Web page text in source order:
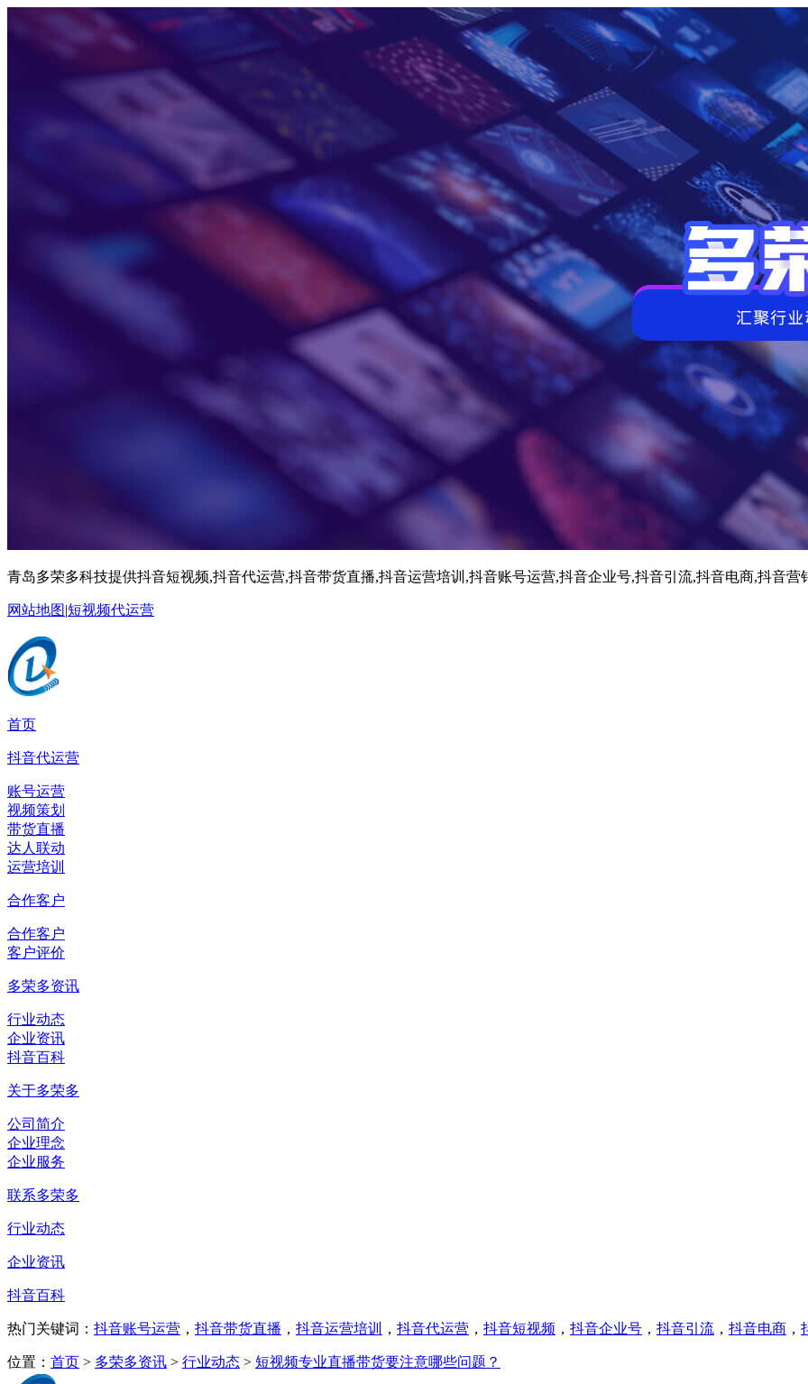
青岛多荣多科技提供抖音短视频,抖音代运营,抖音带货直播,抖音运营培训,抖音账号运营,抖音企业号,抖音引流,抖音电商,抖音营
网站地图|短视频代运营
首页
抖音代运营
账号运营
视频策划
带货直播
达人联动
运营培训
合作客户
合作客户
客户评价
多荣多资讯
行业动态
企业资讯
抖音百科
关于多荣多
公司简介
企业理念
企业服务
联系多荣多
行业动态
企业资讯
抖音百科
热门关键词： 抖音账号运营 ， 抖音带货直播 ， 抖音运营培训 ， 抖音代运营 ， 抖音短视频 ， 抖音企业号 ， 抖音引流 ， 抖音电商 ，
位置： 首页 > 多荣多资讯 > 行业动态 > 短视频专业直播带货要注意哪些问题？